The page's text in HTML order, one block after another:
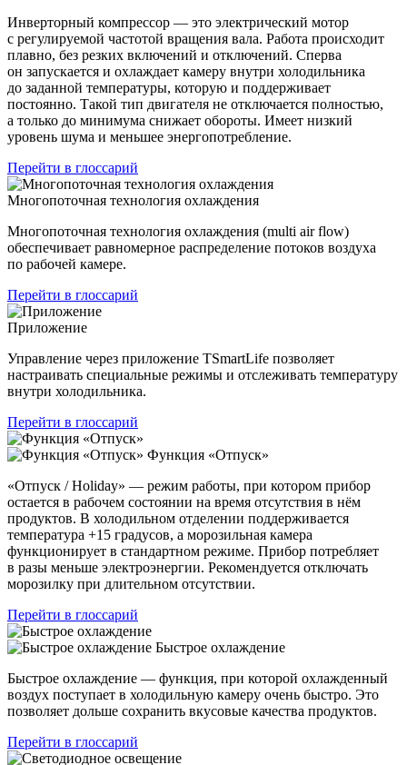
Инверторный компрессор — это электрический мотор
с регулируемой частотой вращения вала. Работа происходит
плавно, без резких включений и отключений. Сперва
он запускается и охлаждает камеру внутри холодильника
до заданной температуры, которую и поддерживает
постоянно. Такой тип двигателя не отключается полностью,
а только до минимума снижает обороты. Имеет низкий
уровень шума и меньшее энергопотребление.
Перейти в глоссарий
Многопоточная технология охлаждения
Многопоточная технология охлаждения (multi air flow)
обеспечивает равномерное распределение потоков воздуха
по рабочей камере.
Перейти в глоссарий
Приложение
Управление через приложение TSmartLife позволяет
настраивать специальные режимы и отслеживать температуру
внутри холодильника.
Перейти в глоссарий
Функция «Отпуск»
«Отпуск / Holiday» — режим работы, при котором прибор
остается в рабочем состоянии на время отсутствия в нём
продуктов. В холодильном отделении поддерживается
температура +15 градусов, а морозильная камера
функционирует в стандартном режиме. Прибор потребляет
в разы меньше электроэнергии. Рекомендуется отключать
морозилку при длительном отсутствии.
Перейти в глоссарий
Быстрое охлаждение
Быстрое охлаждение — функция, при которой охлажденный
воздух поступает в холодильную камеру очень быстро. Это
позволяет дольше сохранить вкусовые качества продуктов.
Перейти в глоссарий